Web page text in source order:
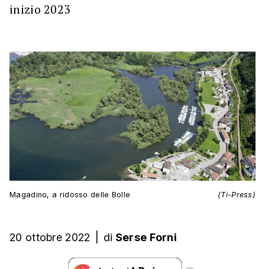
inizio 2023
Magadino, a ridosso delle Bolle (Ti-Press)
20 ottobre 2022 di Serse Forni